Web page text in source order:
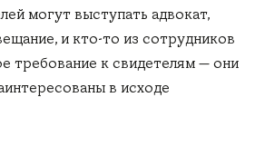
могут выступать адвокат,
и кто-то из сотрудников
требование к свидетелям — они
в исходе